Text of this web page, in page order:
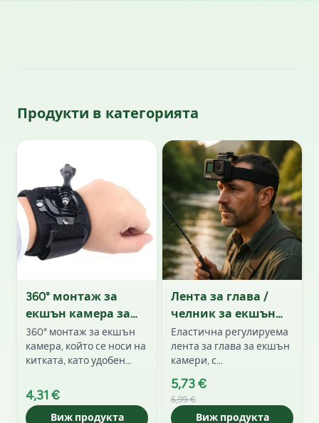
Продукти в категорията
360° монтаж за
екшън камера за
китка (GoPro,
Insta360, DJI) –
регулируем
360° монтаж за екшън
камера, който се носи на
китката, като удобен
GoPro, Insta360, DJI и
други модели. Осигурява
стабилност, свобода на
4,31 €
Виж продукта
Лента за глава /
челник за екшън
камера (GoPro,
Insta360, DJI)
Еластична регулируема
лента за глава за екшън
камери, с
вътрешна гума и
стандартен GoPro
монтаж. Подходяща за
5,73 €
6,99 €
Виж продукта